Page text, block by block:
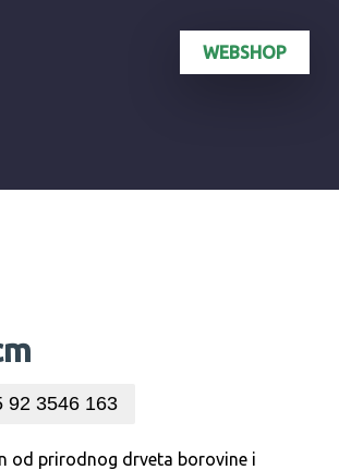
WEBSHOP
92 3546 163
od prirodnog drveta borovine i